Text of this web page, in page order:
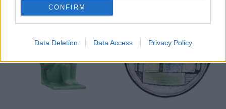
CONFIRM
Data Deletion Data Access Privacy Policy